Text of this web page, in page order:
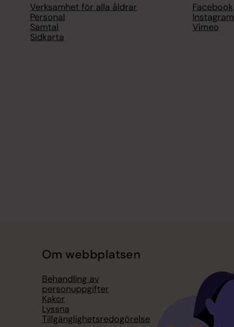
Verksamhet för alla åldrar
Personal
Samtal
Sidkarta
Facebook
Instagram
Vimeo
Om webbplatsen
Behandling av
personuppgifter
Kakor
Lyssna
Tillgänglighetsredogörelse